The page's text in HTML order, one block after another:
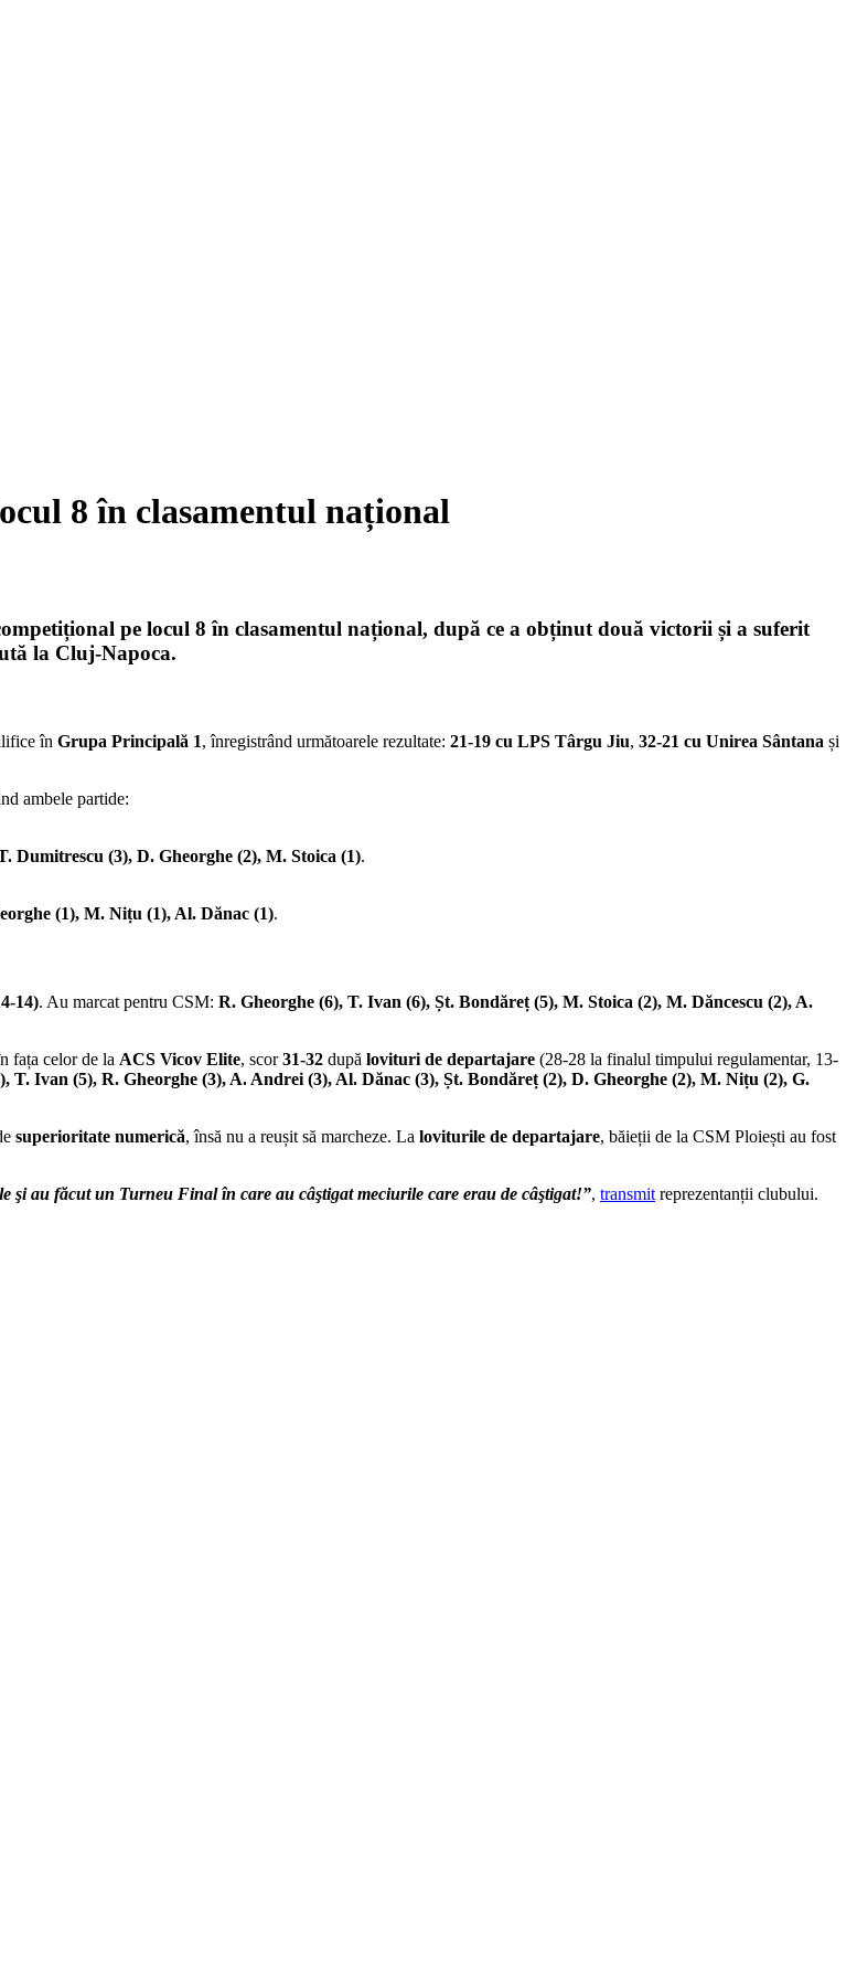
8 în clasamentul național
pe locul 8 în clasamentul național, după ce a obținut două victorii și a suferit
la Cluj-Napoca.
în Grupa Principală 1, înregistrând următoarele rezultate: 21-19 cu LPS Târgu Jiu, 32-21 cu Unirea Sântana și
ambele partide:
Dumitrescu (3), D. Gheorghe (2), M. Stoica (1).
(1), M. Nițu (1), Al. Dănac (1).
14). Au marcat pentru CSM: R. Gheorghe (6), T. Ivan (6), Șt. Bondăreț (5), M. Stoica (2), M. Dăncescu (2), A.
fața celor de la ACS Vicov Elite, scor31-32 după lovituri de departajare (28-28 la finalul timpului regulamentar, 13-
T. Ivan (5), R. Gheorghe (3), A. Andrei (3), Al. Dănac (3), Șt. Bondăreț (2), D. Gheorghe (2), M. Nițu (2), G.
superioritate numerică, însă nu a reușit să marcheze. La loviturile de departajare, băieții de la CSM Ploiești au fost
şi au făcut un Turneu Final în care au câştigat meciurile care erau de câştigat!”, transmit reprezentanții clubului.